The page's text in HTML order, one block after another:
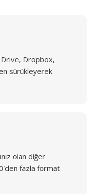
Drive, Dropbox,
sürükleyerek
olan diğer
fazla format